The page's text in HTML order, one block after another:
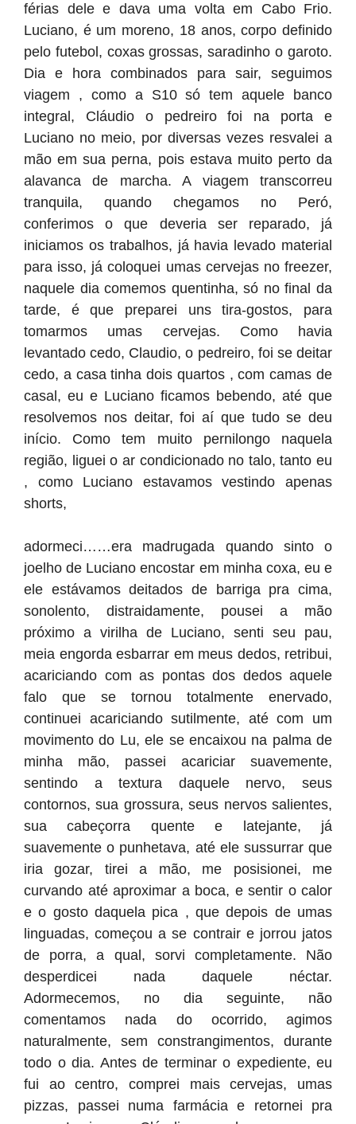
férias dele e dava uma volta em Cabo Frio.
Luciano, é um moreno, 18 anos, corpo definido
pelo futebol, coxas grossas, saradinho o garoto.
Dia e hora combinados para sair, seguimos
viagem , como a S10 só tem aquele banco
integral, Cláudio o pedreiro foi na porta e
Luciano no meio, por diversas vezes resvalei a
mão em sua perna, pois estava muito perto da
alavanca de marcha. A viagem transcorreu
tranquila, quando chegamos no Peró,
conferimos o que deveria ser reparado, já
iniciamos os trabalhos, já havia levado material
para isso, já coloquei umas cervejas no freezer,
naquele dia comemos quentinha, só no final da
tarde, é que preparei uns tira-gostos, para
tomarmos umas cervejas. Como havia
levantado cedo, Claudio, o pedreiro, foi se deitar
cedo, a casa tinha dois quartos , com camas de
casal, eu e Luciano ficamos bebendo, até que
resolvemos nos deitar, foi aí que tudo se deu
início. Como tem muito pernilongo naquela
região, liguei o ar condicionado no talo, tanto eu
, como Luciano estavamos vestindo apenas
shorts,
adormeci……era madrugada quando sinto o
joelho de Luciano encostar em minha coxa, eu e
ele estávamos deitados de barriga pra cima,
sonolento, distraidamente, pousei a mão
próximo a virilha de Luciano, senti seu pau,
meia engorda esbarrar em meus dedos, retribui,
acariciando com as pontas dos dedos aquele
falo que se tornou totalmente enervado,
continuei acariciando sutilmente, até com um
movimento do Lu, ele se encaixou na palma de
minha mão, passei acariciar suavemente,
sentindo a textura daquele nervo, seus
contornos, sua grossura, seus nervos salientes,
sua cabeçorra quente e latejante, já
suavemente o punhetava, até ele sussurrar que
iria gozar, tirei a mão, me posisionei, me
curvando até aproximar a boca, e sentir o calor
e o gosto daquela pica , que depois de umas
linguadas, começou a se contrair e jorrou jatos
de porra, a qual, sorvi completamente. Não
desperdicei nada daquele néctar.
Adormecemos, no dia seguinte, não
comentamos nada do ocorrido, agimos
naturalmente, sem constrangimentos, durante
todo o dia. Antes de terminar o expediente, eu
fui ao centro, comprei mais cervejas, umas
pizzas, passei numa farmácia e retornei pra